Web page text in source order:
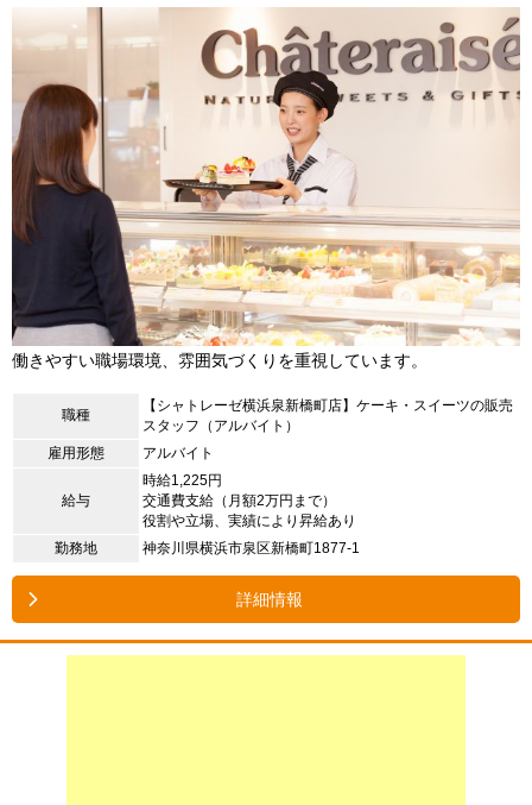
働きやすい職場環境、雰囲気づくりを重視しています。
職種
【シャトレーゼ横浜泉新橋町店】ケーキ・スイーツの販売
スタッフ（アルバイト）
雇用形態
アルバイト
給与
時給1,225円
交通費支給（月額2万円まで）
役割や立場、実績により昇給あり
勤務地
神奈川県横浜市泉区新橋町1877-1
詳細情報